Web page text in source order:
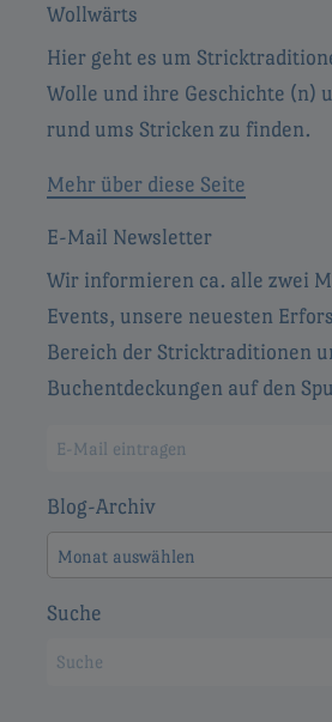
Wollwärts
Hier geht es um
Wolle und ihre Geschichte (n)
rund ums Stricken zu finden.
Mehr über diese Seite
E-Mail Newsletter
Wir informieren ca. alle zwei
Events, unsere neuesten
Bereich der Stricktraditionen
Buchentdeckungen auf den
Blog-Archiv
Blog-
Archiv
Suche